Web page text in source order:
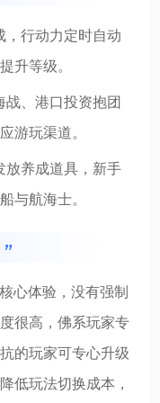
，行动力定时自动
升等级。
战、港口投资抱团
游玩渠道。
放养成道具，新手
与航海士。
心体验，没有强制
很高，佛系玩家专
的玩家可专心升级
低玩法切换成本，